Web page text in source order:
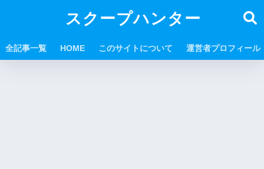
スクープハンター
全記事一覧 HOME このサイトについて 運営者プロフィール